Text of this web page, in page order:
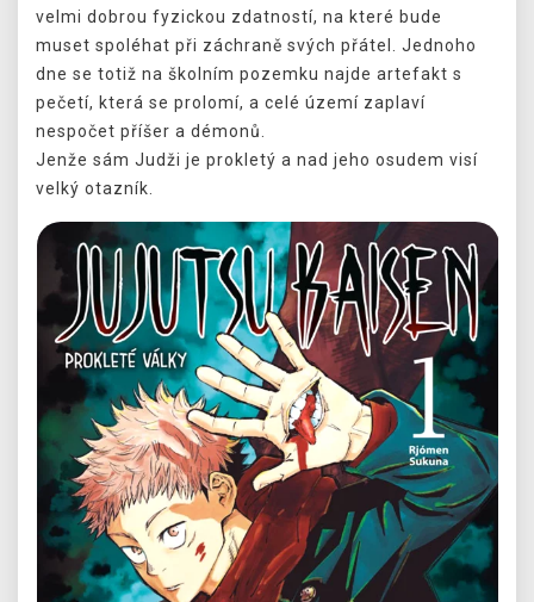
velmi dobrou fyzickou zdatností, na které bude
muset spoléhat při záchraně svých přátel. Jednoho
dne se totiž na školním pozemku najde artefakt s
pečetí, která se prolomí, a celé území zaplaví
nespočet příšer a démonů.
Jenže sám Judži je prokletý a nad jeho osudem visí
velký otazník.